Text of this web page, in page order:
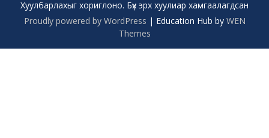
Хуулбарлахыг хориглоно. Бүх эрх хуулиар хамгаалагдсан
Proudly powered by WordPress | Education Hub by WEN
Themes